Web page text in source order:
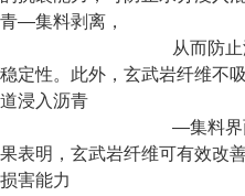
青—集料剥离，
从而防止沥青路面
稳定性。此外，玄武岩纤维不
道浸入沥青
—集料界面。各种
果表明，玄武岩纤维可有效改
损害能力